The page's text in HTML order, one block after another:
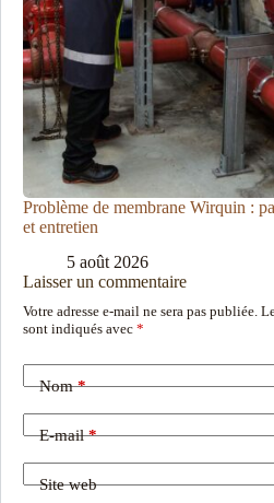
Problème de membrane Wirquin :
et entretien
5 août 2026
Laisser un commentaire
Votre adresse e-mail ne sera pas publiée.
sont indiqués avec *
Nom*
E-mail*
Site web